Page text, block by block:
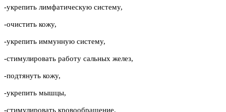
-укрепить лимфатическую систему,
-очистить кожу,
-укрепить иммунную систему,
-стимулировать работу сальных желез,
-подтянуть кожу,
-укрепить мышцы,
-стимулировать кровообращение,